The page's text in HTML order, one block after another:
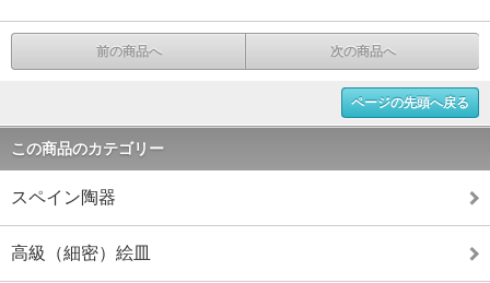
前の商品へ 次の商品へ
ページの先頭へ戻る
この商品のカテゴリー
スペイン陶器
高級（細密）絵皿